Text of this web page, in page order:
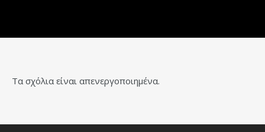
Τα σχόλια είναι απενεργοποιημένα.